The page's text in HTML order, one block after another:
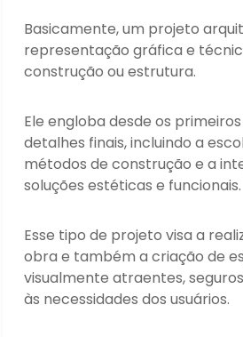
Basicamente, um projeto
representação gráfica e
construção ou estrutura.
Ele engloba desde os
detalhes finais, incluindo a
métodos de construção e a
soluções estéticas e funcionais.
Esse tipo de projeto visa a
obra e também a criação de
visualmente atraentes,
às necessidades dos usuários.